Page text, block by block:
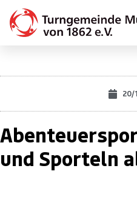
20/
und Sporteln